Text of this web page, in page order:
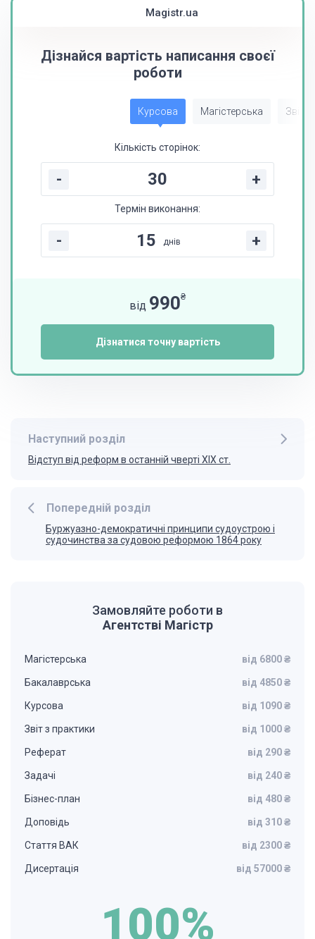
Magistr.ua
Дізнайся вартість написання своєї
роботи
Курсова Магістерська Звіт
Кількість сторінок:
- +
Термін виконання:
- днів +
від 990₴
Дізнатися точну вартість
Попередній розділ
Буржуазно-демократичні принципи судоустрою і
судочинства за судовою реформою 1864 року
Наступний розділ
Відступ від реформ в останній чверті ХІХ ст.
Замовляйте роботи в
Агентстві Магістр
Магістерська від 6800 ₴
Бакалаврська від 4850 ₴
Курсова від 1090 ₴
Звіт з практики від 1000 ₴
Реферат від 290 ₴
Задачі від 240 ₴
Бізнес-план від 480 ₴
Доповідь від 310 ₴
Стаття ВАК від 2300 ₴
Дисертація від 57000 ₴
100%